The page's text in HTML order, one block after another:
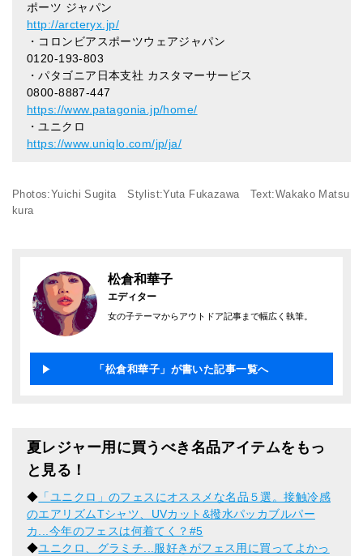
ポーツ ジャパン
http://arcteryx.jp/
・コロンビアスポーツウェアジャパン
0120-193-803
・パタゴニア日本支社 カスタマーサービス
0800-8887-447
https://www.patagonia.jp/home/
・ユニクロ
https://www.uniqlo.com/jp/ja/
Photos:Yuichi Sugita Stylist:Yuta Fukazawa Text:Wakako Matsu
kura
松倉和華子
エディター
女の子テーマからアウトドア記事まで幅広く執筆。
「松倉和華子」が書いた記事一覧へ
夏レジャー用に買うべき名品アイテムをもっ
と見る！
◆ 「ユニクロ」のフェスにオススメな名品５選。接触冷感
のエアリズムTシャツ、UVカット&撥水パッカブルパー
カ...今年のフェスは何着てく？#5
◆ユニクロ、グラミチ...服好きがフェス用に買ってよかっ